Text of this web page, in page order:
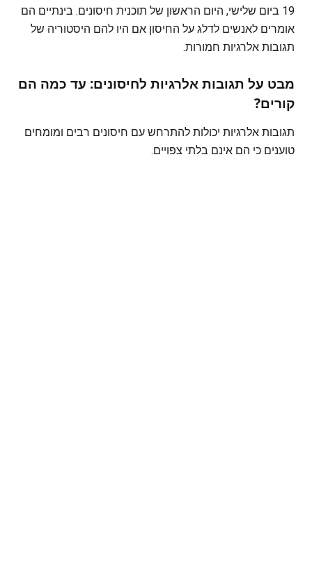
19 ביום שלישי, היום הראשון של תוכנית חיסונים. בינתיים הם
אומרים לאנשים לדלג על החיסון אם היו להם היסטוריה של
תגובות אלרגיות חמורות.
מבט על תגובות אלרגיות לחיסונים: עד כמה הם
קורים?
תגובות אלרגיות יכולות להתרחש עם חיסונים רבים ומומחים
טוענים כי הם אינם בלתי צפויים.